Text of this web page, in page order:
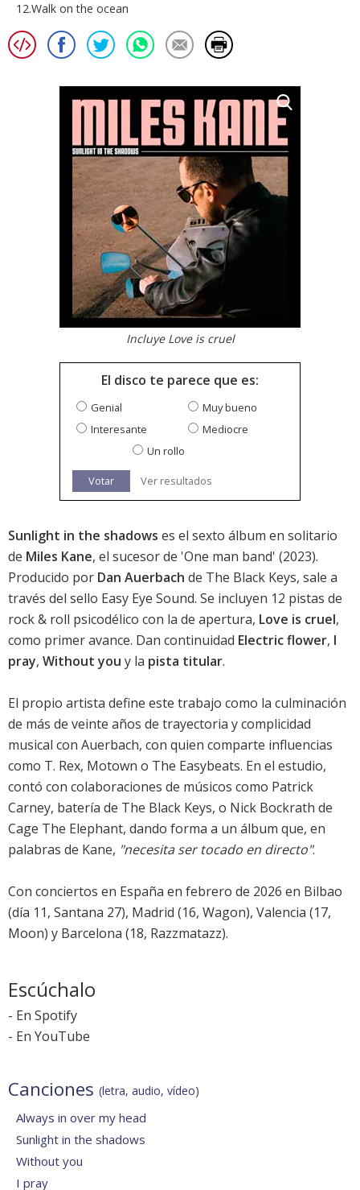
12.Walk on the ocean
Incluye Love is cruel
El disco te parece que es:
Genial
Muy bueno
Interesante
Mediocre
Un rollo
Votar Ver resultados
Sunlight in the shadows es el sexto álbum en solitario
de Miles Kane, el sucesor de 'One man band' (2023).
Producido por Dan Auerbach de The Black Keys, sale a
través del sello Easy Eye Sound. Se incluyen 12 pistas de
rock & roll psicodélico con la de apertura, Love is cruel,
como primer avance. Dan continuidad Electric flower, I
pray, Without you y la pista titular.
El propio artista define este trabajo como la culminación
de más de veinte años de trayectoria y complicidad
musical con Auerbach, con quien comparte influencias
como T. Rex, Motown o The Easybeats. En el estudio,
contó con colaboraciones de músicos como Patrick
Carney, batería de The Black Keys, o Nick Bockrath de
Cage The Elephant, dando forma a un álbum que, en
palabras de Kane, "necesita ser tocado en directo".
Con conciertos en España en febrero de 2026 en Bilbao
(día 11, Santana 27), Madrid (16, Wagon), Valencia (17,
Moon) y Barcelona (18, Razzmatazz).
Escúchalo
- En Spotify
- En YouTube
Canciones (letra, audio, vídeo)
Always in over my head
Sunlight in the shadows
Without you
I pray